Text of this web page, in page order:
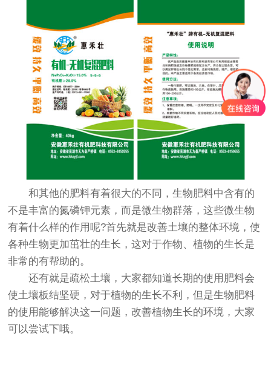
和其他的肥料有着很大的不同，生物肥料中含有的
不是丰富的氮磷钾元素，而是微生物群落，这些微生物
有着什么样的作用呢?首先就是改善土壤的整体环境，使
各种生物更加茁壮的生长，这对于作物、植物的生长是
非常的有帮助的。
还有就是疏松土壤，大家都知道长期的使用肥料会
使土壤板结坚硬，对于植物的生长不利，但是生物肥料
的使用能够解决这一问题，改善植物生长的环境，大家
可以尝试下哦。